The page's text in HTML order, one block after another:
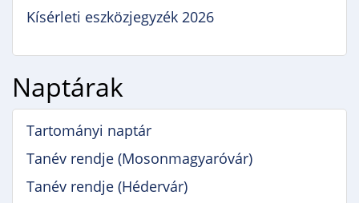
Kísérleti eszközjegyzék 2026
Naptárak
Tartományi naptár
Tanév rendje (Mosonmagyaróvár)
Tanév rendje (Hédervár)